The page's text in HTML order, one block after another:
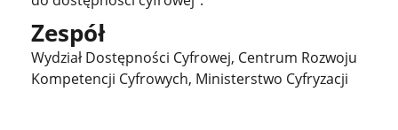
Zespół
Wydział Dostępności Cyfrowej, Centrum Rozwoju
Kompetencji Cyfrowych, Ministerstwo Cyfryzacji